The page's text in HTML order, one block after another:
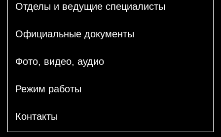
Отделы и ведущие специалисты
Официальные документы
Фото, видео, аудио
Режим работы
Контакты